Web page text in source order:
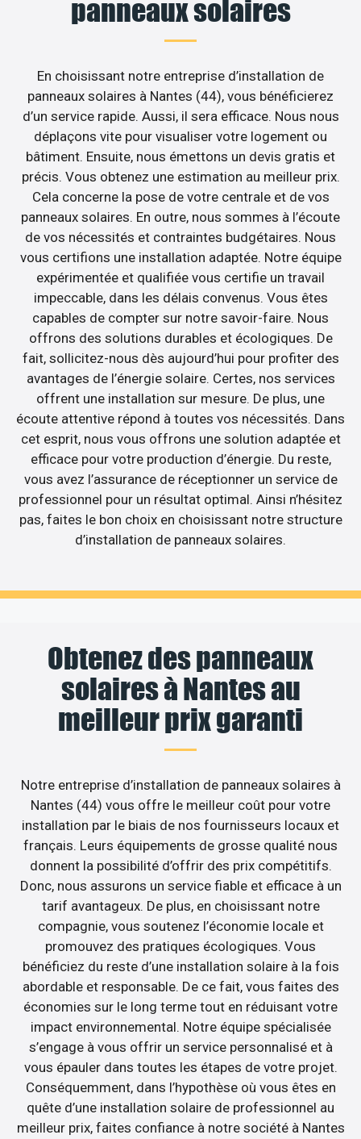
panneaux solaires
En choisissant notre entreprise d’installation de
panneaux solaires à Nantes (44), vous bénéficierez
d’un service rapide. Aussi, il sera efficace. Nous nous
déplaçons vite pour visualiser votre logement ou
bâtiment. Ensuite, nous émettons un devis gratis et
précis. Vous obtenez une estimation au meilleur prix.
Cela concerne la pose de votre centrale et de vos
panneaux solaires. En outre, nous sommes à l’écoute
de vos nécessités et contraintes budgétaires. Nous
vous certifions une installation adaptée. Notre équipe
expérimentée et qualifiée vous certifie un travail
impeccable, dans les délais convenus. Vous êtes
capables de compter sur notre savoir-faire. Nous
offrons des solutions durables et écologiques. De
fait, sollicitez-nous dès aujourd’hui pour profiter des
avantages de l’énergie solaire. Certes, nos services
offrent une installation sur mesure. De plus, une
écoute attentive répond à toutes vos nécessités. Dans
cet esprit, nous vous offrons une solution adaptée et
efficace pour votre production d’énergie. Du reste,
vous avez l’assurance de réceptionner un service de
professionnel pour un résultat optimal. Ainsi n’hésitez
pas, faites le bon choix en choisissant notre structure
d’installation de panneaux solaires.
Obtenez des panneaux
solaires à Nantes au
meilleur prix garanti
Notre entreprise d’installation de panneaux solaires à
Nantes (44) vous offre le meilleur coût pour votre
installation par le biais de nos fournisseurs locaux et
français. Leurs équipements de grosse qualité nous
donnent la possibilité d’offrir des prix compétitifs.
Donc, nous assurons un service fiable et efficace à un
tarif avantageux. De plus, en choisissant notre
compagnie, vous soutenez l’économie locale et
promouvez des pratiques écologiques. Vous
bénéficiez du reste d’une installation solaire à la fois
abordable et responsable. De ce fait, vous faites des
économies sur le long terme tout en réduisant votre
impact environnemental. Notre équipe spécialisée
s’engage à vous offrir un service personnalisé et à
vous épauler dans toutes les étapes de votre projet.
Conséquemment, dans l’hypothèse où vous êtes en
quête d’une installation solaire de professionnel au
meilleur prix, faites confiance à notre société à Nantes